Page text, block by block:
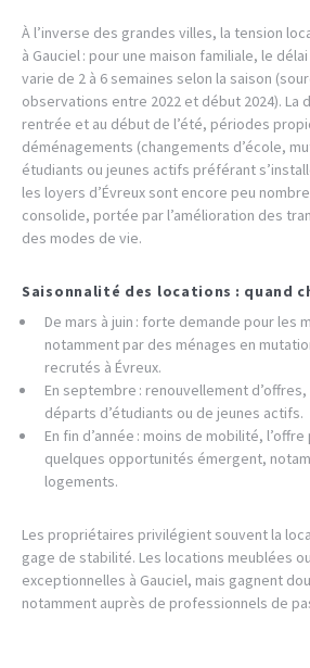
À l’inverse des grandes villes, la tension
à Gauciel : pour une maison familiale, le
varie de 2 à 6 semaines selon la saison
observations entre 2022 et début 2024). La
rentrée et au début de l’été, périodes
déménagements (changements d’école,
étudiants ou jeunes actifs préférant
les loyers d’Évreux sont encore peu
consolide, portée par l’amélioration des
des modes de vie.
Saisonnalité des locations : quand
De mars à juin : forte demande pour les
notamment par des ménages en
recrutés à Évreux.
En septembre : renouvellement
départs d’étudiants ou de jeunes actifs.
En fin d’année : moins de mobilité,
quelques opportunités émergent,
logements.
Les propriétaires privilégient souvent la
gage de stabilité. Les locations meublées
exceptionnelles à Gauciel, mais gagnent
notamment auprès de professionnels de